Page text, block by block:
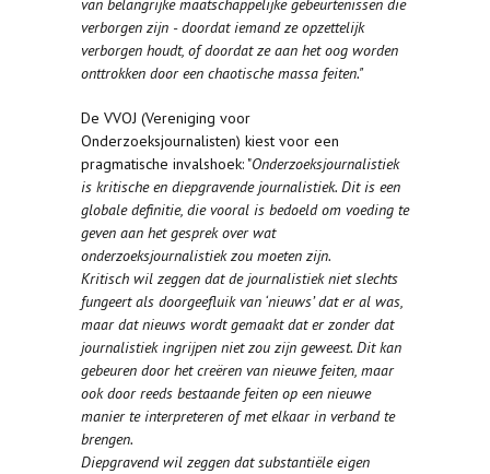
van belangrijke maatschappelijke gebeurtenissen die
verborgen zijn - doordat iemand ze opzettelijk
verborgen houdt, of doordat ze aan het oog worden
onttrokken door een chaotische massa feiten."
De VVOJ (Vereniging voor
Onderzoeksjournalisten) kiest voor een
pragmatische invalshoek: "Onderzoeksjournalistiek
is kritische en diepgravende journalistiek. Dit is een
globale definitie, die vooral is bedoeld om voeding te
geven aan het gesprek over wat
onderzoeksjournalistiek zou moeten zijn.
Kritisch wil zeggen dat de journalistiek niet slechts
fungeert als doorgeefluik van ‘nieuws’ dat er al was,
maar dat nieuws wordt gemaakt dat er zonder dat
journalistiek ingrijpen niet zou zijn geweest. Dit kan
gebeuren door het creëren van nieuwe feiten, maar
ook door reeds bestaande feiten op een nieuwe
manier te interpreteren of met elkaar in verband te
brengen.
Diepgravend wil zeggen dat substantiële eigen